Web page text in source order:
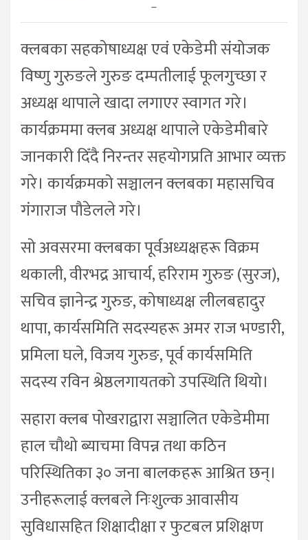
–
क्लबका सहकोषाध्यक्ष एवं एकेडेमी संयोजक
विष्णु गुरुङले गुरुङ दम्पतीलाई फूलगुच्छा र
अध्यक्ष थापाले खादा लगाएर स्वागत गरे।
कार्यक्रममा क्लब अध्यक्ष थापाले एकेडेमीबारे
जानकारी दिँदै निरन्तर सहयोगप्रति आभार व्यक्त
गरे। कार्यक्रमको सञ्चालन क्लबका महासचिव
गंगाराज पौडेलले गरे।
सो अवसरमा क्लबका पूर्वअध्यक्षहरू विक्रम
थकाली, वीरभद्र आचार्य, हरिराम गुरुङ (सुरज),
सचिव ज्ञानेन्द्र गुरुङ, कोषाध्यक्ष लीलबहादुर
थापा, कार्यसमिति सदस्यहरू अमर राज भण्डारी,
प्रमिला घले, विजय गुरुङ, पूर्व कार्यसमिति
सदस्य रविन श्रेष्ठलगायतको उपस्थिति थियो।
सहारा क्लब पोखराद्वारा सञ्चालित एकेडेमीमा
हाल चौथो ब्याचमा विपन्न तथा कठिन
परिस्थितिका ३० जना बालकहरू आश्रित छन्।
उनीहरूलाई क्लबले निःशुल्क आवासीय
सुविधासहित शिक्षादीक्षा र फुटबल प्रशिक्षण